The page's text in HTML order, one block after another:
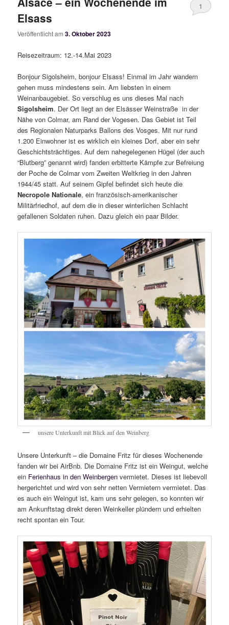
Elsass
Veröffentlicht am3. Oktober 2023
1
Reisezeitraum: 12.-14.Mai 2023
Bonjour Sigolsheim, bonjour Elsass! Einmal im Jahr wandern
gehen muss mindestens sein. Am liebsten in einem
Weinanbaugebiet. So verschlug es uns dieses Mal nach
Sigolsheim. Der Ort liegt an der Elsässer Weinstraße in der
Nähe von Colmar, am Rand der Vogesen. Das Gebiet ist Teil
des Regionalen Naturparks Ballons des Vosges. Mit nur rund
1.200 Einwohner ist es wirklich ein kleines Dorf, aber ein sehr
Geschichtsträchtiges. Auf dem nahegelegenen Hügel (der auch
“Blutberg” genannt wird) fanden erbitterte Kämpfe zur Befreiung
der Poche de Colmar vom Zweiten Weltkrieg in den Jahren
1944/45 statt. Auf seinem Gipfel befindet sich heute die
Necropole Nationale, ein französisch-amerikanischer
Militärfriedhof, auf dem die in dieser winterlichen Schlacht
gefallenen Soldaten ruhen. Dazu gleich ein paar Bilder.
unsere Unterkunft mit Blick auf den Weinberg
Unsere Unterkunft – die Domaine Fritz für dieses Wochenende
fanden wir bei AirBnb. Die Domaine Fritz ist ein Weingut, welche
ein Ferienhaus in den Weinbergen vermietet. Dieses ist liebevoll
hergerichtet und wird von sehr netten Vermietern vermietet. Das
es auch ein Weingut ist, kam uns sehr gelegen, so konnten wir
am Ankunftstag direkt deren Weinkeller plündern und erhielten
recht spontan ein Tour.